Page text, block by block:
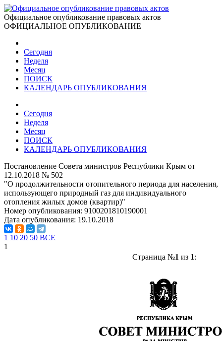
Официальное опубликование правовых актов
ОФИЦИАЛЬНОЕ ОПУБЛИКОВАНИЕ
Сегодня
Неделя
Месяц
ПОИСК
КАЛЕНДАРЬ ОПУБЛИКОВАНИЯ
Сегодня
Неделя
Месяц
ПОИСК
КАЛЕНДАРЬ ОПУБЛИКОВАНИЯ
Постановление Совета министров Республики Крым от
12.10.2018 № 502
"О продолжительности отопительного периода для населения,
использующего природный газ для индивидуального
отопления жилых домов (квартир)"
Номер опубликования: 9100201810190001
Дата опубликования: 19.10.2018
1 10 20 50 ВСЕ
1
Страница №1 из 1: